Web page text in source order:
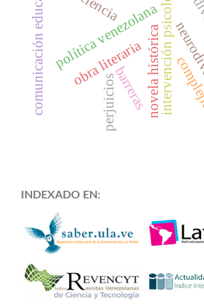
intervención psicológica
política venezolana
novela histórica
obra literaria
comunicación educativa barreras
perjuicios
INDEXADO EN: